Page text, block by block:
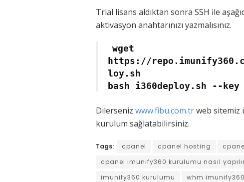
Trial lisans aldıktan sonra SSH ile
aktivasyon anahtarınızı yazmalısınız.
wget
https://
loy.sh
bash i360deploy.sh --key
Dilerseniz www.fibu.com.trweb sitemiz
kurulum sağlatabilirsiniz.
Tags: cpanel cpanel hosting
cpanel imunify360 kurulumu nasıl yapılır
imunify360 kurulumu
whm